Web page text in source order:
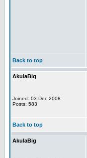
Back to top
AkulaBig
Joined: 03 Dec 2008
Posts: 583
Back to top
AkulaBig